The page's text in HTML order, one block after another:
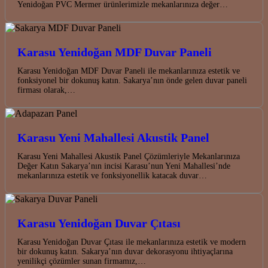
Yenidoğan PVC Mermer ürünlerimizle mekanlarınıza değer…
Karasu Yenidoğan MDF Duvar Paneli
Karasu Yenidoğan MDF Duvar Paneli ile mekanlarınıza estetik ve
fonksiyonel bir dokunuş katın. Sakarya’nın önde gelen duvar paneli
firması olarak,…
Karasu Yeni Mahallesi Akustik Panel
Karasu Yeni Mahallesi Akustik Panel Çözümleriyle Mekanlarınıza
Değer Katın Sakarya’nın incisi Karasu’nun Yeni Mahallesi’nde
mekanlarınıza estetik ve fonksiyonellik katacak duvar…
Karasu Yenidoğan Duvar Çıtası
Karasu Yenidoğan Duvar Çıtası ile mekanlarınıza estetik ve modern
bir dokunuş katın. Sakarya’nın duvar dekorasyonu ihtiyaçlarına
yenilikçi çözümler sunan firmamız,…